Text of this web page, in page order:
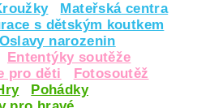
Mateřská centra
s dětským koutkem
Oslavy narozenin
Ententýky soutěže
pro děti
Fotosoutěž
Pohádky